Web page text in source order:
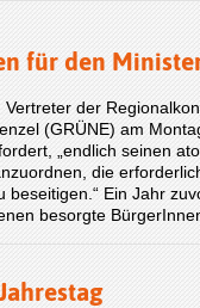
für den
der
(GRÜNE) am
„endlich seinen
die
Ein Jahr
besorgte